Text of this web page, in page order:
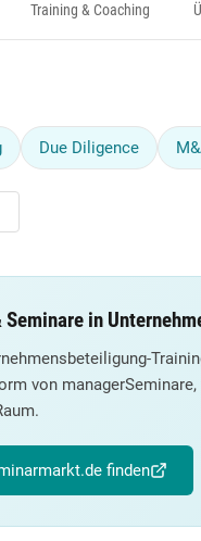
Training & Coaching
Due Diligence
in
von
finden